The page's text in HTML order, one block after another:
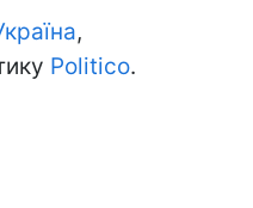
,
Politico.